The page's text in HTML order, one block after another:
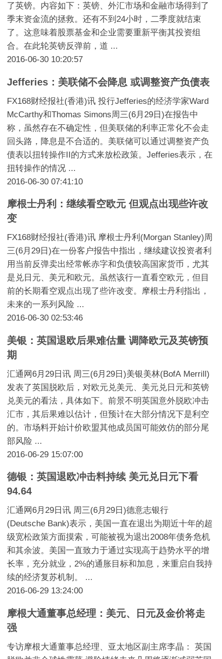
了英镑。内容如下：英镑、外汇市场和金融市场得到了
季末资金流的拯救。还有不到24小时，二季度就结束
了。这意味着股票基金和企业需要重新平衡其投资组
合。在此轮英镑反弹前，道 ...
2016-06-30 10:20:57
Jefferies：美联储不会降息 或调整资产负债表
FX168财经报社(香港)讯 投行Jefferies的经济学家Ward
McCarthy和Thomas Simons周三(6月29日)在报告中
称，虽然存在不确定性，但美联储的利率正常化不会走
回头路，降息是不合适的。美联储可以通过调整资产负
债表以扭转操作II的方式来放松政策。Jefferies表示，在
扭转操作的情况 ...
2016-06-30 07:41:10
摩根士丹利：继续看空欧元 但观点出现些许改
变
FX168财经报社(香港)讯 摩根士丹利(Morgan Stanley)周
三(6月29日)在一份客户报告中指出，继续建议投资者利
用当前反弹卖出经常帐赤字和负债较高国家货币，尤其
是兑日元、美元和欧元。虽然该行一直看空欧元，但目
前的长期看空观点出现了些许改变。摩根士丹利指出，
未来的一系列风险 ...
2016-06-30 02:53:46
美银：英国退欧后果难估量 调降欧元及英镑预
期
汇通网6月29日讯 周三(6月29日)美银美林(BofA Merrill)
发表了英国脱欧后，对欧元兑美元、美元兑日元和英镑
兑美元的看法，具体如下。前景不明英国意外脱欧冲击
汇市，其后果难以估计，但预计在大部分情况下是利空
的。市场料开始计价欧盟其他成员国可能效仿的部分尾
部风险 ...
2016-06-29 15:07:00
德银：英国退欧冲击料持续 美元兑日元下看
94.64
汇通网6月29日讯 周三(6月29日)德意志银行
(Deutsche Bank)表示，美国一直在退出为期近十年的超
级宽松政策方面摸索，可能被视为退出2008年债务危机
和其余波。美国一直致力于通过实现高于趋势水平的增
长率，充分就业，2%的通胀目标和加息，来重启自我持
续的经济复苏机制。 ...
2016-06-29 13:24:00
摩根大通董事总经理：美元、日元及金价将走
强
专访摩根大通董事总经理、亚太地区副主席李晶： 英国